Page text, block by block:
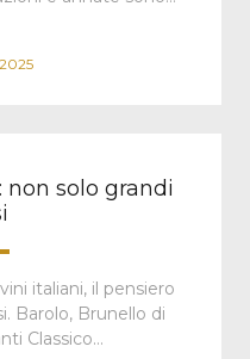
solo grandi
italiani, il pensiero
Barolo, Brunello di
Classico…